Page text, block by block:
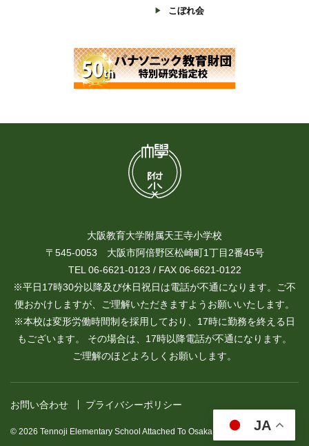
こぼれ会
大阪教育大学附属天王寺小学校
〒545-0053 大阪市阿倍野区松崎町1丁目2番45号
TEL 06-6621-0123 / FAX 06-6621-0122
※平日17時30分以降及び休日祝日は電話が不通になります。ご不
便おかけしますが、ご理解いただきますようお願いいたします。
※本校は変形労働時間制を採用しており、17時に勤務を終える日
もございます。 その場合は、17時以降電話が不通になります。
ご理解のほどよろしくお願いします。
お問い合わせ プライバシーポリシー
© 2026 Tennoji Elementary School Attached To Osaka Kyoiku University.
JA